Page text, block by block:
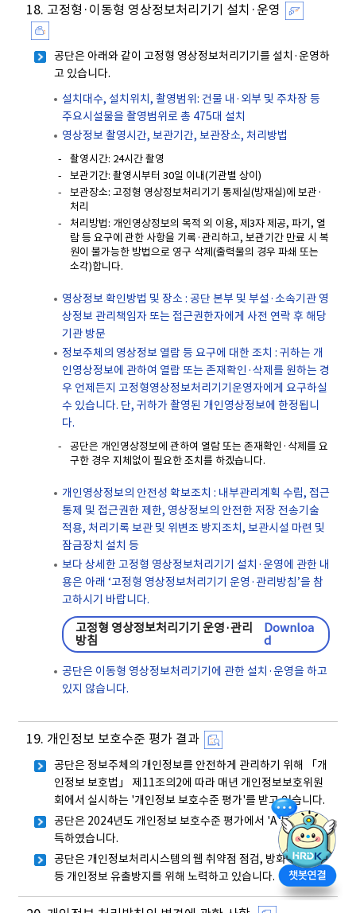
18. 고정형·이동형 영상정보처리기기 설치·운영
공단은 아래와 같이 고정형 영상정보처리기기를 설치·운영하
고 있습니다.
설치대수, 설치위치, 촬영범위: 건물 내·외부 및 주차장 등
주요시설물을 촬영범위로 총 475대 설치
영상정보 촬영시간, 보관기간, 보관장소, 처리방법
촬영시간: 24시간 촬영
보관기간: 촬영시부터 30일 이내(기관별 상이)
보관장소: 고정형 영상정보처리기기 통제실(방재실)에 보관·
처리
처리방법: 개인영상정보의 목적 외 이용, 제3자 제공, 파기, 열
람 등 요구에 관한 사항을 기록·관리하고, 보관기간 만료 시 복
원이 불가능한 방법으로 영구 삭제(출력물의 경우 파쇄 또는
소각)합니다.
영상정보 확인방법 및 장소 : 공단 본부 및 부설·소속기관 영
상정보 관리책임자 또는 접근권한자에게 사전 연락 후 해당
기관 방문
정보주체의 영상정보 열람 등 요구에 대한 조치 : 귀하는 개
인영상정보에 관하여 열람 또는 존재확인·삭제를 원하는 경
우 언제든지 고정형영상정보처리기기운영자에게 요구하실
수 있습니다. 단, 귀하가 촬영된 개인영상정보에 한정됩니
다.
공단은 개인영상정보에 관하여 열람 또는 존재확인·삭제를 요
구한 경우 지체없이 필요한 조치를 하겠습니다.
개인영상정보의 안전성 확보조치 : 내부관리계획 수립, 접근
통제 및 접근권한 제한, 영상정보의 안전한 저장 전송기술
적용, 처리기록 보관 및 위변조 방지조치, 보관시설 마련 및
잠금장치 설치 등
보다 상세한 고정형 영상정보처리기기 설치·운영에 관한 내
용은 아래 ‘고정형 영상정보처리기기 운영·관리방침’을 참
고하시기 바랍니다.
고정형 영상정보처리기기 운영·관리
방침
Downloa
d
공단은 이동형 영상정보처리기기에 관한 설치·운영을 하고
있지 않습니다.
19. 개인정보 보호수준 평가 결과
공단은 정보주체의 개인정보를 안전하게 관리하기 위해 「개
인정보 보호법」 제11조의2에 따라 매년 개인정보보호위원
회에서 실시하는 '개인정보 보호수준 평가'를 받고 있습니다.
공단은 2024년도 개인정보 보호수준 평가에서 'A'등급을 획
득하였습니다.
공단은 개인정보처리시스템의 웹 취약점 점검, 방화벽 구축
등 개인정보 유출방지를 위해 노력하고 있습니다.